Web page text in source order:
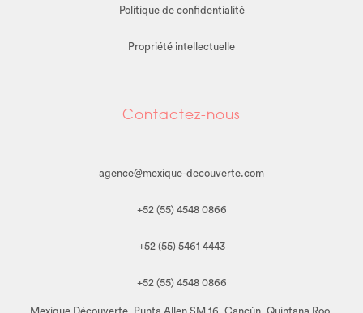
Politique de confidentialité
Propriété intellectuelle
Contactez-nous
agence@mexique-decouverte.com
+52 (55) 4548 0866
+52 (55) 5461 4443
+52 (55) 4548 0866
Mexique Découverte, Punta Allen SM 16, Cancún, Quintana Roo,